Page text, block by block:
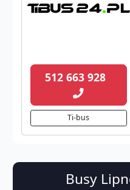
512 663 928
Ti-bus
Busy